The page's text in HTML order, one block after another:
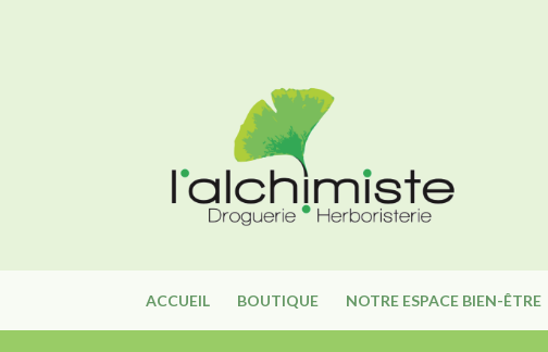
ACCUEIL BOUTIQUE NOTRE ESPACE BIEN-ÊTRE